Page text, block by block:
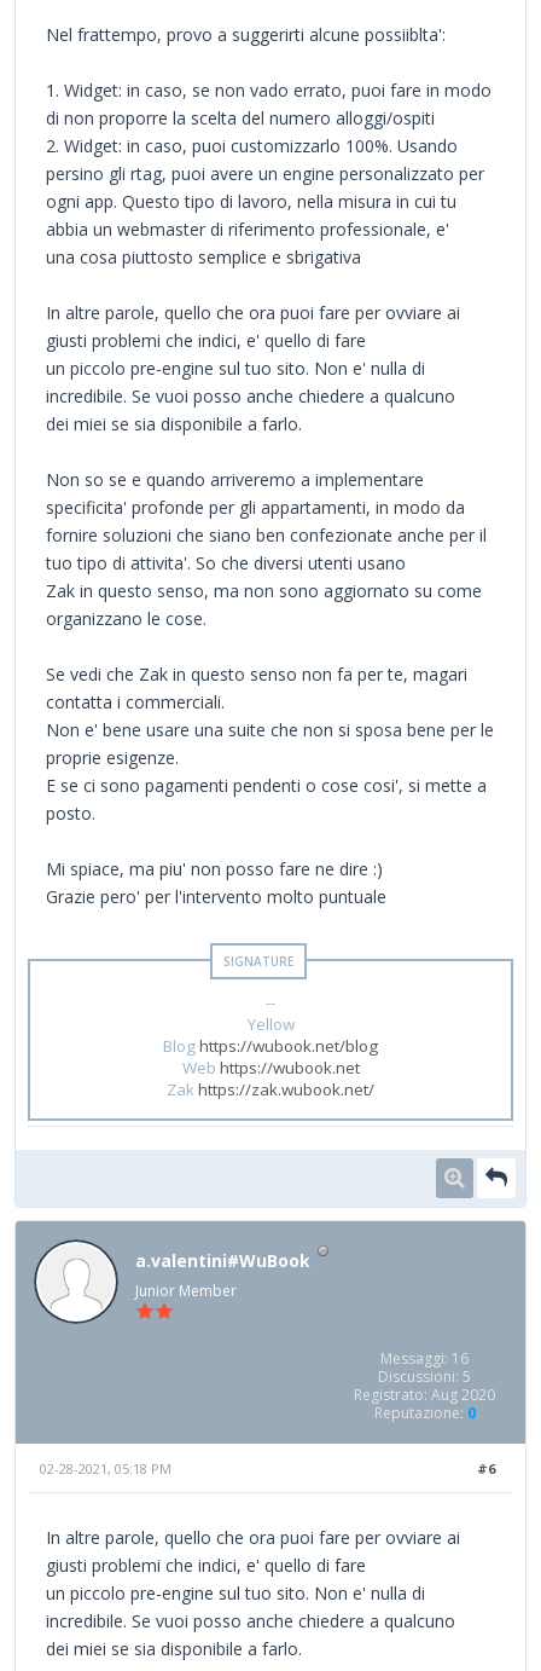
Nel frattempo, provo a suggerirti alcune possiiblta':
1. Widget: in caso, se non vado errato, puoi fare in modo
di non proporre la scelta del numero alloggi/ospiti
2. Widget: in caso, puoi customizzarlo 100%. Usando
persino gli rtag, puoi avere un engine personalizzato per
ogni app. Questo tipo di lavoro, nella misura in cui tu
abbia un webmaster di riferimento professionale, e'
una cosa piuttosto semplice e sbrigativa
In altre parole, quello che ora puoi fare per ovviare ai
giusti problemi che indici, e' quello di fare
un piccolo pre-engine sul tuo sito. Non e' nulla di
incredibile. Se vuoi posso anche chiedere a qualcuno
dei miei se sia disponibile a farlo.
Non so se e quando arriveremo a implementare
specificita' profonde per gli appartamenti, in modo da
fornire soluzioni che siano ben confezionate anche per il
tuo tipo di attivita'. So che diversi utenti usano
Zak in questo senso, ma non sono aggiornato su come
organizzano le cose.
Se vedi che Zak in questo senso non fa per te, magari
contatta i commerciali.
Non e' bene usare una suite che non si sposa bene per le
proprie esigenze.
E se ci sono pagamenti pendenti o cose cosi', si mette a
posto.
Mi spiace, ma piu' non posso fare ne dire :)
Grazie pero' per l'intervento molto puntuale
--
Yellow
Bloghttps://wubook.net/blog
Web https://wubook.net
Zakhttps://zak.wubook.net/
a.valentini#WuBook
Junior Member
Messaggi: 16
Discussioni: 5
Registrato: Aug 2020
Reputazione: 0
#6
02-28-2021, 05:18 PM
In altre parole, quello che ora puoi fare per ovviare ai
giusti problemi che indici, e' quello di fare
un piccolo pre-engine sul tuo sito. Non e' nulla di
incredibile. Se vuoi posso anche chiedere a qualcuno
dei miei se sia disponibile a farlo.